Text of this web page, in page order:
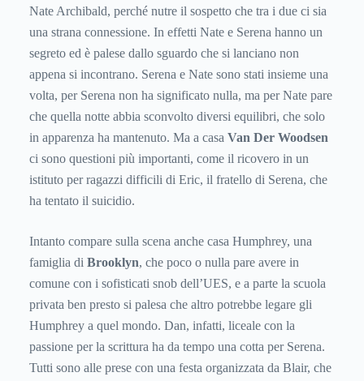
Nate Archibald, perché nutre il sospetto che tra i due ci sia
una strana connessione. In effetti Nate e Serena hanno un
segreto ed è palese dallo sguardo che si lanciano non
appena si incontrano. Serena e Nate sono stati insieme una
volta, per Serena non ha significato nulla, ma per Nate pare
che quella notte abbia sconvolto diversi equilibri, che solo
in apparenza ha mantenuto. Ma a casa Van Der Woodsen
ci sono questioni più importanti, come il ricovero in un
istituto per ragazzi difficili di Eric, il fratello di Serena, che
ha tentato il suicidio.
Intanto compare sulla scena anche casa Humphrey, una
famiglia di Brooklyn, che poco o nulla pare avere in
comune con i sofisticati snob dell’UES, e a parte la scuola
privata ben presto si palesa che altro potrebbe legare gli
Humphrey a quel mondo. Dan, infatti, liceale con la
passione per la scrittura ha da tempo una cotta per Serena.
Tutti sono alle prese con una festa organizzata da Blair, che